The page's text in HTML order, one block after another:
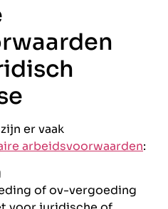
er vaak
arbeidsvoorwaarden:
of ov-vergoeding